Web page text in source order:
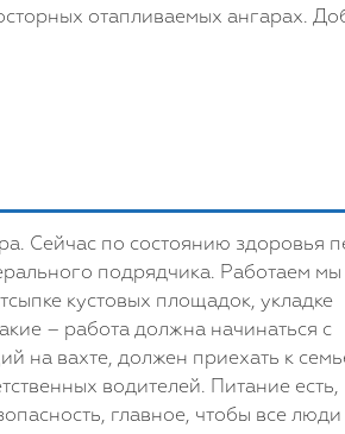
отапливаемых ангарах.
Сейчас по состоянию здоровья
подрядчика. Работаем мы
кустовых площадок, укладке
– работа должна начинаться с
на вахте, должен приехать к
водителей. Питание есть,
главное, чтобы все люди